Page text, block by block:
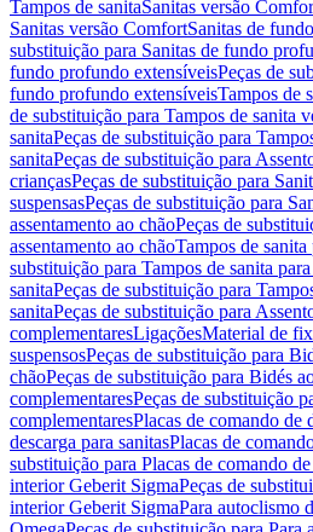
Tampos de sanitaSanitas versão
Sanitas versão ComfortSanitas de
substituição para Sanitas de fundo
fundo profundo extensíveisPeças de
fundo profundo extensíveisTampos de
de substituição para Tampos de sanita
sanitaPeças de substituição para
sanitaPeças de substituição para
criançasPeças de substituição para
suspensasPeças de substituição para
assentamento ao chãoPeças de
assentamento ao chãoTampos de sanita
substituição para Tampos de sanita
sanitaPeças de substituição para
sanitaPeças de substituição para
complementaresLigaçõesMaterial de
suspensosPeças de substituição para
chãoPeças de substituição para Bidés
complementaresPeças de substituição
complementaresPlacas de comando de
descarga para sanitasPlacas de
substituição para Placas de comando de
interior Geberit SigmaPeças de
interior Geberit SigmaPara autoclismo